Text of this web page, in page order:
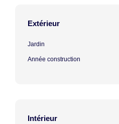
Extérieur
Jardin
Année construction
Intérieur